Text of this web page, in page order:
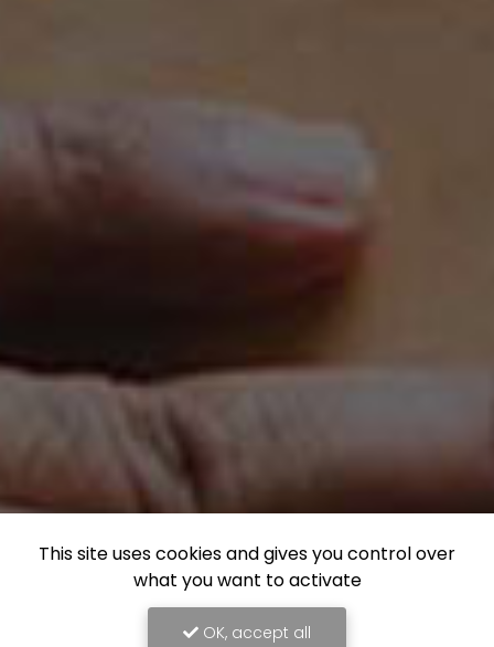
This site uses cookies and gives you control over
what you want to activate
OK, accept all